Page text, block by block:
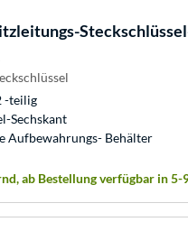
-teilig
Sechskant
Aufbewahrungs- Behälter
ab Bestellung verfügbar in 5-